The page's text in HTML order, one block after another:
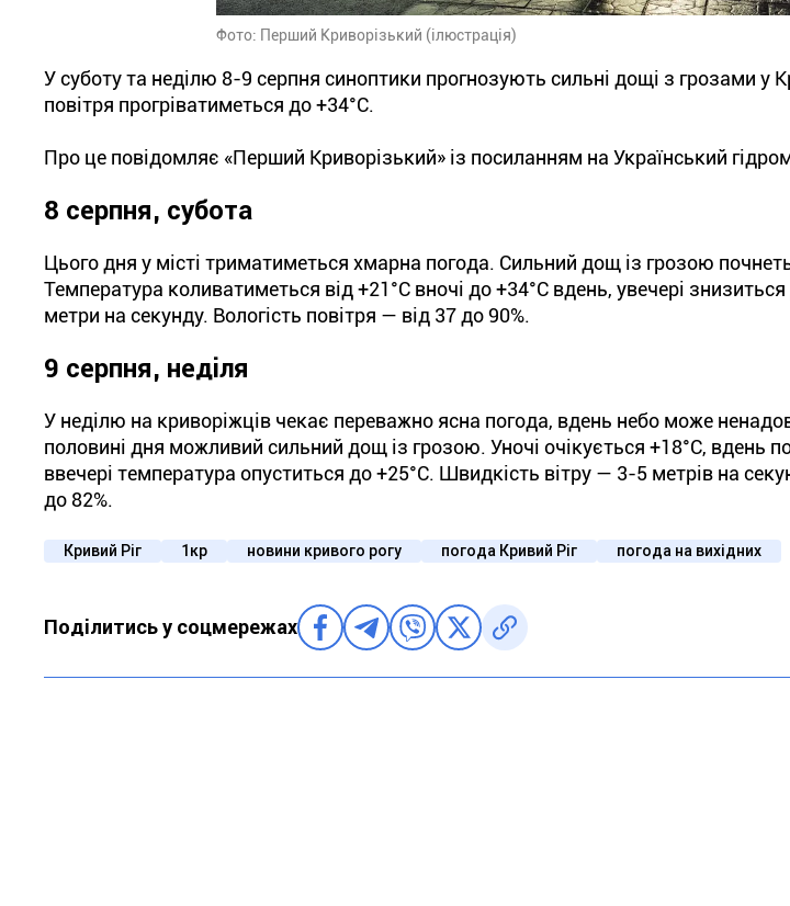
Фото: Перший Криворізький (ілюстрація)
У суботу та неділю 8-9 серпня синоптики прогнозують сильні дощі з грозами у
повітря прогріватиметься до +34°С.
Про це повідомляє «Перший Криворізький» із посиланням на Український
8 серпня, субота
Цього дня у місті триматиметься хмарна погода. Сильний дощ із грозою
Температура коливатиметься від +21°С вночі до +34°С вдень, увечері
метри на секунду. Вологість повітря — від 37 до 90%.
9 серпня, неділя
У неділю на криворіжців чекає переважно ясна погода, вдень небо може
половині дня можливий сильний дощ із грозою. Уночі очікується +18°С, вдень
ввечері температура опуститься до +25°С. Швидкість вітру — 3-5 метрів на
до 82%.
Кривий Ріг 1кр новини кривого рогу погода Кривий Ріг погода на вихідних
Поділитись у соцмережах